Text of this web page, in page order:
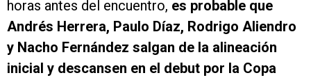
horas antes del encuentro, es probable que
Andrés Herrera, Paulo Díaz, Rodrigo Aliendro
y Nacho Fernández salgan de la alineación
inicial y descansen en el debut por la Copa